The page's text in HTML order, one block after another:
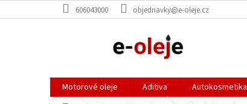
na
606043000 objednavky@e-oleje.cz
Motorové oleje Aditiva Autokosmetika